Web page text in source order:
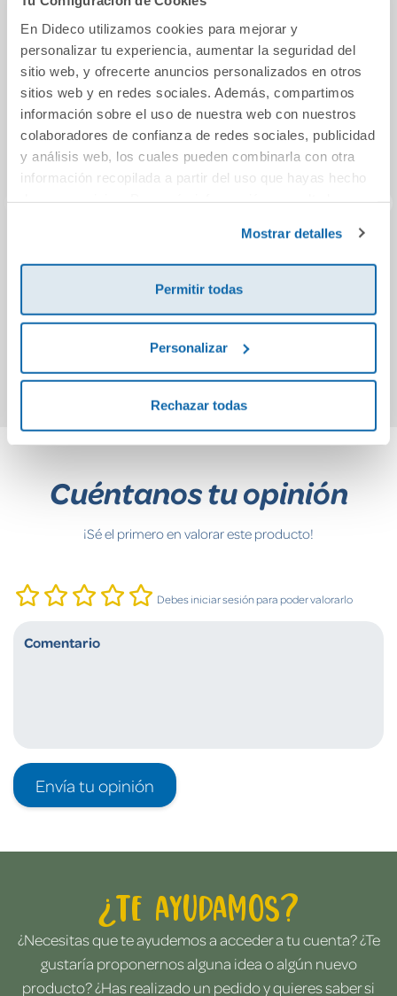
En Dideco utilizamos cookies para mejorar y
personalizar tu experiencia, aumentar la seguridad del
sitio web, y ofrecerte anuncios personalizados en otros
sitios web y en redes sociales. Además, compartimos
información sobre el uso de nuestra web con nuestros
colaboradores de confianza de redes sociales, publicidad
y análisis web, los cuales pueden combinarla con otra
información recopilada a partir del uso que hayas hecho
Mostrar detalles
Permitir todas
Personalizar
Rechazar todas
Capicua 4 anys
7,50€
CUADERNO 8
10,20€
Comprar
Cuéntanos tu opinión
¡Sé el primero en valorar este producto!
Debes iniciar sesión para poder valorarlo
Envía tu opinión
¿Te ayudamos?
¿Necesitas que te ayudemos a acceder a tu cuenta? ¿Te
gustaría proponernos alguna idea o algún nuevo
producto? ¿Has realizado un pedido y quieres saber si